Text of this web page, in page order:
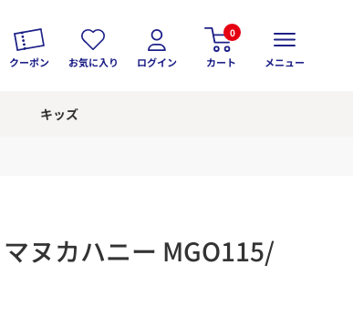
クーポン お気に入り ログイン
0
カート メニュー
キッズ
マヌカハニー MGO115/